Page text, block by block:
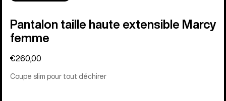
Pantalon taille haute extensible Marcy
femme
€260,00
Coupe slim pour tout déchirer